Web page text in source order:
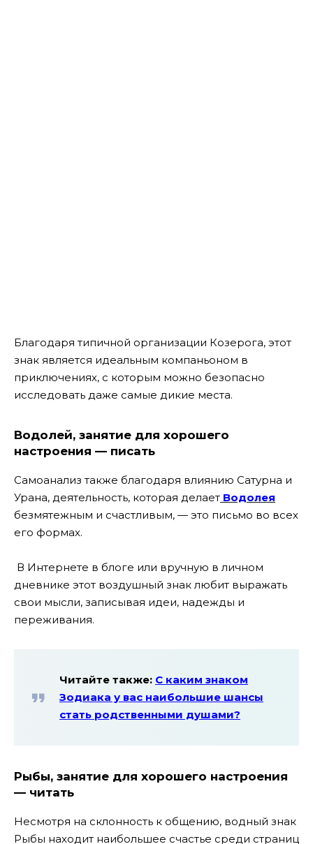
Благодаря типичной организации Козерога, этот
знак является идеальным компаньоном в
приключениях, с которым можно безопасно
исследовать даже самые дикие места.
Водолей, занятие для хорошего
настроения — писать
Самоанализ также благодаря влиянию Сатурна и
Урана, деятельность, которая делает Водолея
безмятежным и счастливым, — это письмо во всех
его формах.
В Интернете в блоге или вручную в личном
дневнике этот воздушный знак любит выражать
свои мысли, записывая идеи, надежды и
переживания.
Читайте также: С каким знаком
Зодиака у вас наибольшие шансы
стать родственными душами?
Рыбы, занятие для хорошего настроения
— читать
Несмотря на склонность к общению, водный знак
Рыбы находит наибольшее счастье среди страниц